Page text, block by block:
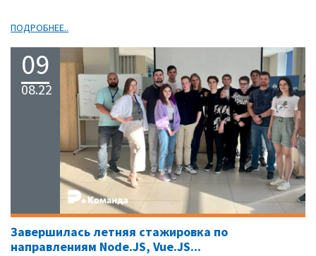
ПОДРОБНЕЕ..
09
08.22
Завершилась летняя стажировка по
направлениям Node.JS, Vue.JS...